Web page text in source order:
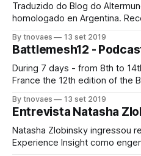
Traduzido do Blog do
homologado en Argentina. Recentemente, a Entidade
outorgou a certificação da
Esse processo, que exigiu
conjunto entre vários atores, é
aprovação certifica que a
By tnovaes 13 set 2019
Battlemesh12 -
During 7 days - from 8th to
France the 12th edition of the
members of Coolab collective
concerning the Brazilian
By tnovaes 13 set 2019
Entrevista Natasha
Natasha Zlobinsky ingressou
Experience Insight como